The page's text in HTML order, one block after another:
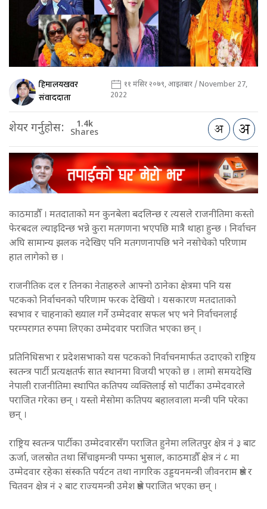
हिमालयखवर
संवाददाता
११ मंसिर २०७९, आइतबार / November 27,
2022
शेयर गर्नुहोस: 1.4k
Shares
काठमाडौँ । मतदाताको मन कुनबेला बदलिन्छ र त्यसले राजनीतिमा कस्तो
फेरबदल ल्याइदिन्छ भन्ने कुरा मतगणना भएपछि मात्रै थाहा हुन्छ । निर्वाचन
अघि सामान्य झलक नदेखिए पनि मतगणनापछि भने नसोचेको परिणाम
हात लागेको छ ।
राजनीतिक दल र तिनका नेताहरुले आफ्नो ठानेका क्षेत्रमा पनि यस
पटकको निर्वाचनको परिणाम फरक देखियो । यसकारण मतदाताको
स्वभाव र चाहनाको ख्याल गर्ने उम्मेदवार सफल भए भने निर्वाचनलाई
परम्परागत रुपमा लिएका उम्मेदवार पराजित भएका छन् ।
प्रतिनिधिसभा र प्रदेशसभाको यस पटकको निर्वाचनमार्फत उदाएको राष्ट्रिय
स्वतन्त्र पार्टी प्रत्यक्षतर्फ सात स्थानमा विजयी भएको छ । लामो समयदेखि
नेपाली राजनीतिमा स्थापित कतिपय व्यक्तिलाई सो पार्टीका उम्मेदवारले
पराजित गरेका छन् । यस्तो मेसोमा कतिपय बहालवाला मन्त्री पनि परेका
छन् ।
राष्ट्रिय स्वतन्त्र पार्टीका उम्मेदवारसँग पराजित हुनेमा ललितपुर क्षेत्र नं ३ बाट
ऊर्जा, जलस्रोत तथा सिँचाइमन्त्री पम्फा भुसाल, काठमाडौँ क्षेत्र नं ८ मा
उम्मेदवार रहेका संस्कति पर्यटन तथा नागरिक उड्डयनमन्त्री जीवनराम श्रेष्ठ र
चितवन क्षेत्र नं २ बाट राज्यमन्त्री उमेश श्रेष्ठ पराजित भएका छन् ।